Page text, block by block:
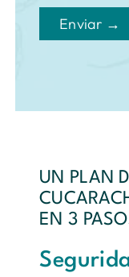
Enviar →
UN PLAN
EN 3